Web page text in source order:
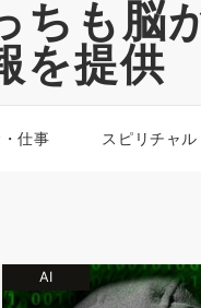
ちも
を提供
仕事 スピリチャル
AI